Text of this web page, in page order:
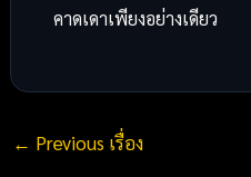
คาดเดาเพียงอย่างเดียว
← Previous เรื่อง